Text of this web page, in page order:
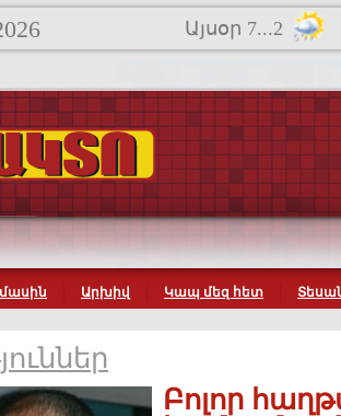
Այսօր 7...2
Արխիվ Կապ մեզ հետ
Բոլոր